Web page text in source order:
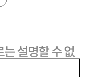
설명할 수 없